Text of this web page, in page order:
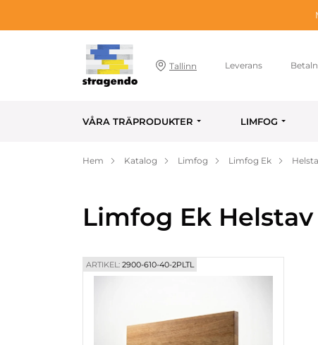
Tallinn Leverans
VÅRA TRÄPRODUKTER LIMFOG
Hem Katalog Limfog Limfog Ek
Limfog Ek
ARTIKEL: 2900-610-40-2PLTL